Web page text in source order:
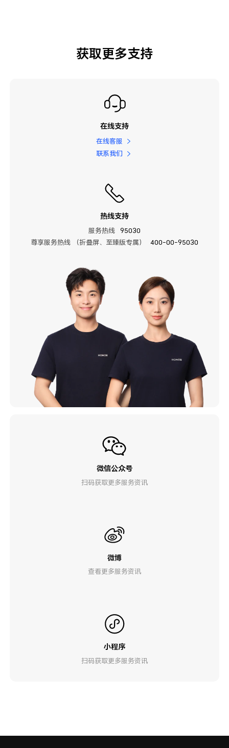
获取更多支持
在线支持
在线客服
联系我们
热线支持
服务热线
95030
尊享服务热线 （折叠屏、至臻版专属）
400-00-95030
微信公众号
扫码获取更多服务资讯
微博
查看更多服务资讯
小程序
扫码获取更多服务资讯